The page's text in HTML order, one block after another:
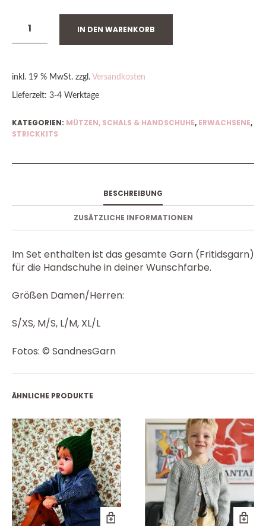
IN DEN WARENKORB
inkl. 19 % MwSt. zzgl. Versandkosten
Lieferzeit: 3-4 Werktage
KATEGORIEN: MÜTZEN, SCHALS & HANDSCHUHE, ERWACHSENE,
STRICKKITS
BESCHREIBUNG
ZUSÄTZLICHE INFORMATIONEN
Im Set enthalten ist das gesamte Garn (Fritidsgarn)
für die Handschuhe in deiner Wunschfarbe.
Größen Damen/Herren:
S/XS, M/S, L/M, XL/L
Fotos: © SandnesGarn
ÄHNLICHE PRODUKTE